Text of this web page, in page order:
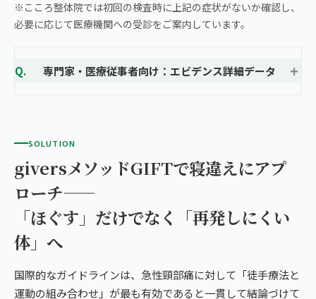
※こころ整体院では初回の検査時に上記の症状がないか確認し、
必要に応じて医療機関への受診をご案内しています。
専門家・医療従事者向け：エビデンス詳細データ
SOLUTION
giversメソッドGIFTで寝違えにアプ
ローチ——
「ほぐす」だけでなく「再発しにくい
体」へ
国際的なガイドラインは、急性頸部痛に対して「徒手療法と
運動の組み合わせ」が最も有効であると一貫して結論づけて